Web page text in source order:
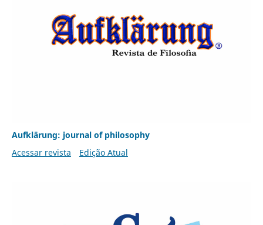
Aufklärung: journal of philosophy
Acessar revista
Edição Atual